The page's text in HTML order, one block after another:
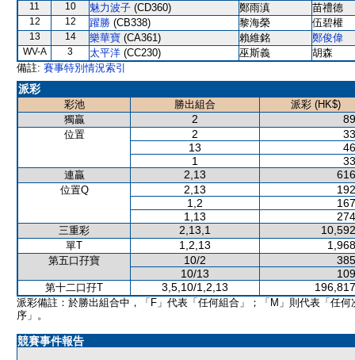
11 10 魅力波子 (CD360) 鄭雨滇 苗禮德
12 12 躍勝 (CB338) 黎海榮 伍碧權
13 14 樂華寶 (CA361) 賴維銘 鄭俊偉
WV-A 3 太平洋 (CC230) 巫斯義
胡森
備註: 賽事特別情況索引
派彩
彩池 勝出組合
派彩 (HK$)
獨贏
2
位置 2
13
1
連贏 2,13
位置Q 2,13
1,2
1,13
三重彩 2,13,1
單T 1,2,13
第五口孖寶 10/2
10/13
第十二口孖T 3,5,10/1,2,13
派彩備註：於勝出組合中，「F」代表「任何組合」；「M」則代表「任何
序」。
競賽事件報告